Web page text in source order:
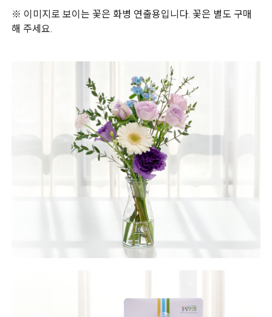
※ 이미지로 보이는 꽃은 화병 연출용입니다. 꽃은 별도 구매
해 주세요.